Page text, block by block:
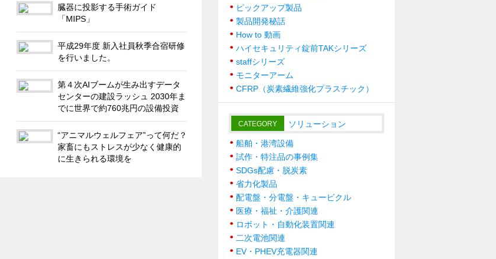
臓器に投影する手術ガイド
「MIPS」
平成29年度 新入社員秋季合宿研修
を行いました。
第４次AIブームが生み出すデータ
センターの建設ラッシュ 2030年ま
でに世界で約760兆円の設備投資
“アニマルウェルフェア”って何だ？
家畜にもストレスが少なく健康的
に生きられる環境を
ピックアップ製品
製品開発秘話
How to 動画
ハイセキュリティ錠前TAKシリーズ
staffシリーズ
モニターアーム
CFRP（炭素繊維強化プラスチック）
CATEGORY ソリューション
船舶・港湾設備
試作・特注品の事例集
SDGs配慮・脱炭素
省力化製品
配電盤・分電盤・キュービクル
医療・福祉・介護関連
ロボット・自動化装置関連
二次電池関連
EV・PHEV充電器関連